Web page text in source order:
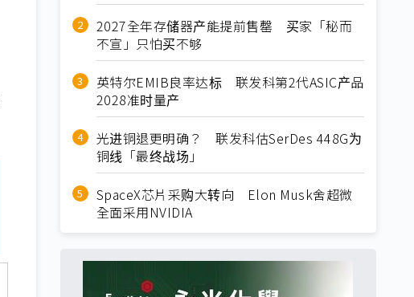
2027全年存储器产能提前售罄 买家「秘而
不宣」只怕买不够
英特尔EMIB良率达标 联发科第2代ASIC产品
2028准时量产
光进铜退更明确？ 联发科估SerDes 448G为
铜线「最终战场」
SpaceX芯片采购大转向 Elon Musk舍超微
全面采用NVIDIA